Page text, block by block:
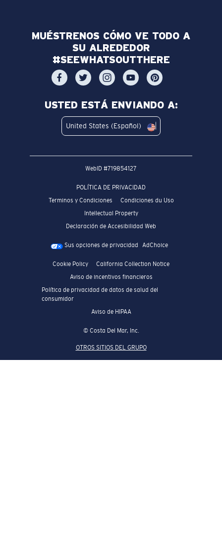
MUÉSTRENOS CÓMO VE TODO A
SU ALREDEDOR
#SEEWHATSOUTTHERE
USTED ESTÁ ENVIANDO A:
United States (Español)
WebID #719854127
POLÍTICA DE PRIVACIDAD
Terminos y Condiciones
Condiciones du Uso
Intellectual Property
Declaración de Accesibilidad Web
Sus opciones de privacidad AdChoice
Cookie Policy
California Collection Notice
Aviso de incentivos financieros
Política de privacidad de datos de salud del
consumidor
Aviso de HIPAA
© Costa Del Mar, Inc.
OTROS SITIOS DEL GRUPO